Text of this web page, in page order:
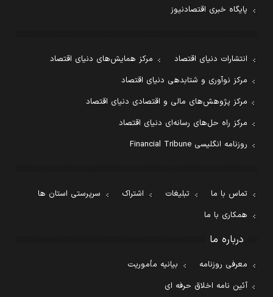
پایگاه خبری اقتصادنیوز
انتشارات دنیای اقتصاد
مرکز همایش‌های دنیای اقتصاد
مرکز نوآوری و شتابدهی دنیای اقتصاد
مرکز پژوهش‌های مالی و اقتصادی دنیای اقتصاد
مرکز راه حل‌های رسانه‌ای دنیای اقتصاد
روزنامه انگلیسی Financial Tribune
تماس با ما تبلیغات اشتراک
سرپرستی استان ها
همکاری با ما
درباره ما
معرفی روزنامه
بیانیه مأموریت
آئین نامه اخلاق حرفه ای